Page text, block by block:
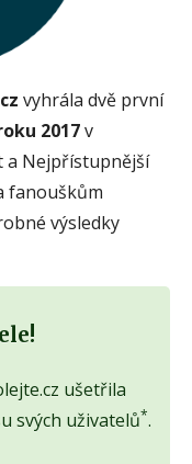
vyhrála dvě první
2017v
a Nejpřístupnější
fanouškům
výsledky
ušetřila
svých uživatelů*.